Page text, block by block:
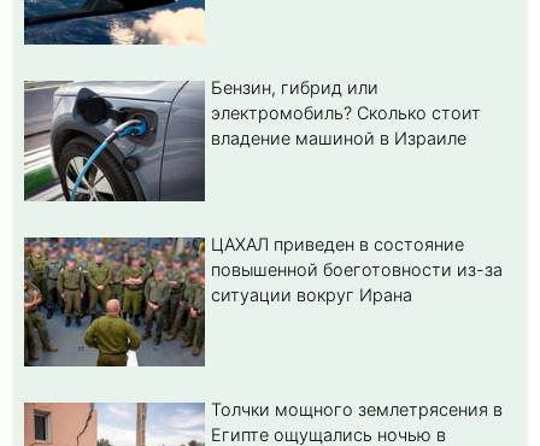
Бензин, гибрид или
электромобиль? Cколько стоит
владение машиной в Израиле
ЦАХАЛ приведен в состояние
повышенной боеготовности из-за
ситуации вокруг Ирана
Толчки мощного землетрясения в
Египте ощущались ночью в